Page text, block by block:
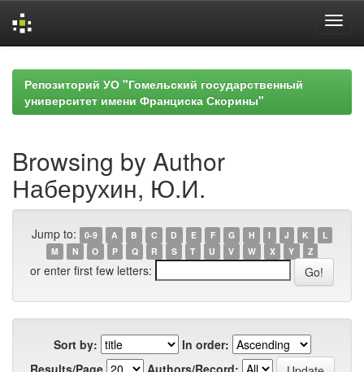
navigationРепозиторий УО "Гомельский государственный
университет имени Франциска Скорины"
Browsing by Author
Наберухин, Ю.И.
Jump to: 0-9 A B C D E F G H I J K
L
M
N O P Q R S T U V W X Y Z
or enter first few letters:
Sort by:
In order:
Results/Page
Authors/Record: